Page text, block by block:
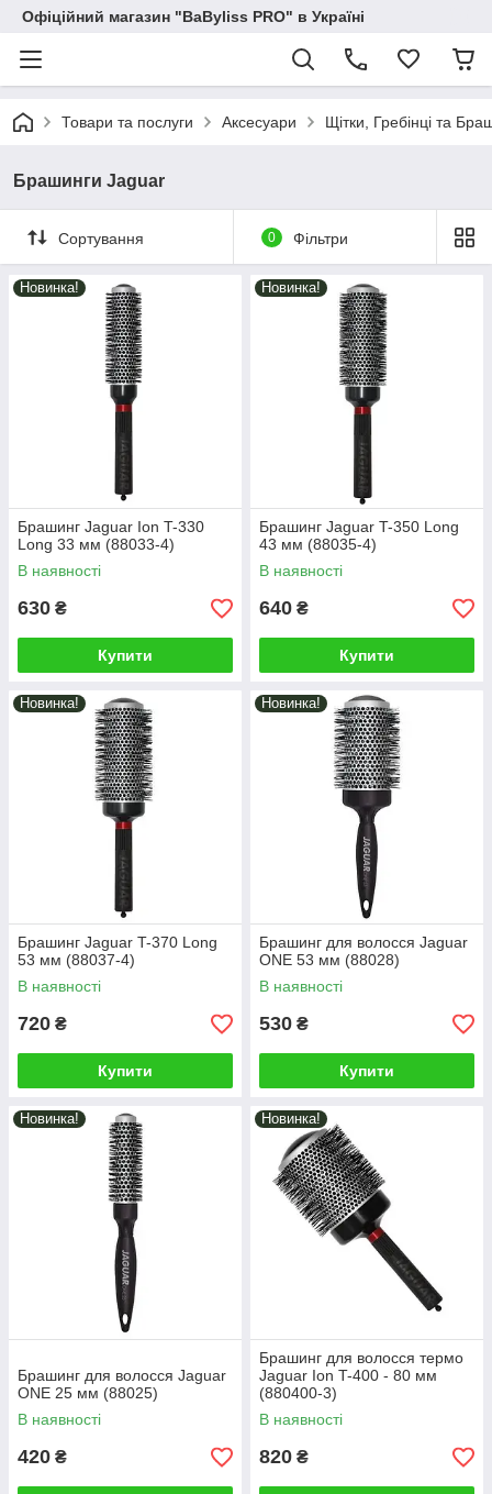
Офіційний магазин "BaByliss PRO" в Україні
Товари та послуги Аксесуари Щітки, Гребінці та
Брашинги Jaguar
Сортування 0 Фільтри
Новинка!
Брашинг Jaguar Ion T-330
Long 33 мм (88033-4)
В наявності
630 ₴
Купити
Новинка!
Брашинг Jaguar T-350 Long
43 мм (88035-4)
В наявності
640 ₴
Купити
Новинка!
Брашинг Jaguar T-370 Long
53 мм (88037-4)
В наявності
720 ₴
Купити
Новинка!
Брашинг для волосся Jaguar
ONE 53 мм (88028)
В наявності
530 ₴
Купити
Новинка!
Брашинг для волосся Jaguar
ONE 25 мм (88025)
В наявності
420 ₴
Новинка!
Брашинг для волосся термо
Jaguar Ion T-400 - 80 мм
(880400-3)
В наявності
820 ₴